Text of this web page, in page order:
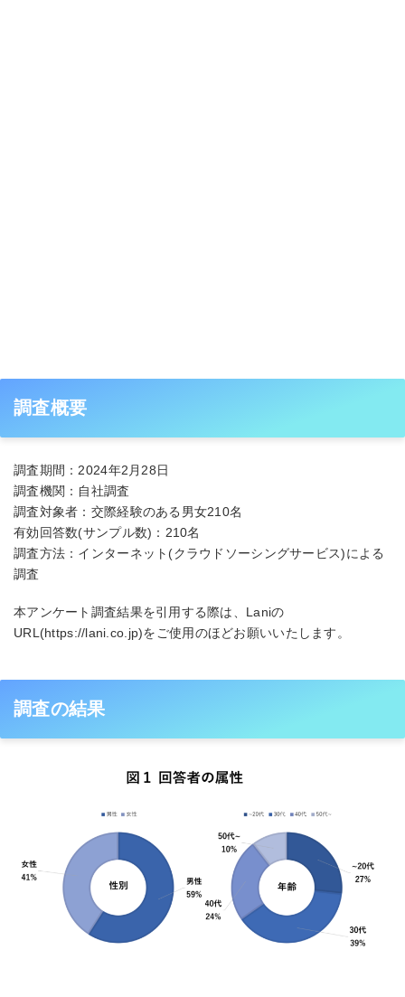
調査概要
調査期間：2024年2月28日
調査機関：自社調査
調査対象者：交際経験のある男女210名
有効回答数(サンプル数)：210名
調査方法：インターネット(クラウドソーシングサービス)による
調査
本アンケート調査結果を引用する際は、Laniの
URL(https://lani.co.jp)をご使用のほどお願いいたします。
調査の結果